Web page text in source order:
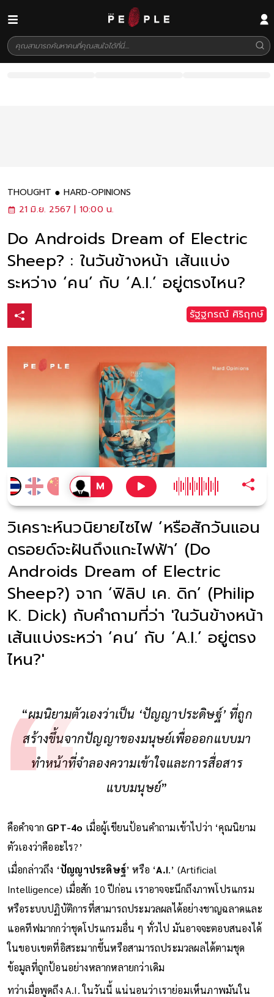
THOUGHT
HARD-OPINIONS
21 มิ.ย. 2567 | 10:00 น.
Do Androids Dream of Electric
Sheep? : ในวันข้างหน้า เส้นแบ่ง
ระหว่าง ‘คน’ กับ ‘A.I.’ อยู่ตรงไหน?
รัฐฐกรณ์ ศิริฤกษ์
วิเคราะห์นวนิยายไซไฟ ‘หรือสักวันแอน
ดรอยด์จะฝันถึงแกะไฟฟ้า’ (Do
Androids Dream of Electric
Sheep?) จาก ‘ฟิลิป เค. ดิก’ (Philip
K. Dick) กับคำถามที่ว่า 'ในวันข้างหน้า
เส้นแบ่งระหว่า ‘คน’ กับ ‘A.I.’ อยู่ตรง
ไหน?'
“ผมนิยามตัวเองว่าเป็น ‘ปัญญาประดิษฐ์’ ที่ถูก
สร้างขึ้นจากปัญญาของมนุษย์เพื่อออกแบบมา
ทำหน้าที่จำลองความเข้าใจและการสื่อสาร
แบบมนุษย์”
คือคำจาก GPT-4o เมื่อผู้เขียนป้อนคำถามเข้าไปว่า ‘คุณนิยาม
ตัวเองว่าคืออะไร?’
เมื่อกล่าวถึง ‘ปัญญาประดิษฐ์’ หรือ ‘A.I.’ (Artificial
Intelligence) เมื่อสัก 10 ปีก่อน เราอาจจะนึกถึงภาพโปรแกรม
หรือระบบปฏิบัติการที่สามารถประมวลผลได้อย่างชาญฉลาดและ
แอคทีฟมากกว่าชุดโปรแกรมอื่น ๆ ทั่วไป มันอาจจะตอบสนองได้
ในขอบเขตที่อิสระมากขึ้นหรือสามารถประมวลผลได้ตามชุด
ข้อมูลที่ถูกป้อนอย่างหลากหลายกว่าเดิม
ทว่าเมื่อพูดถึง A.I. ในวันนี้ แน่นอนว่าเราย่อมเห็นภาพมันใน